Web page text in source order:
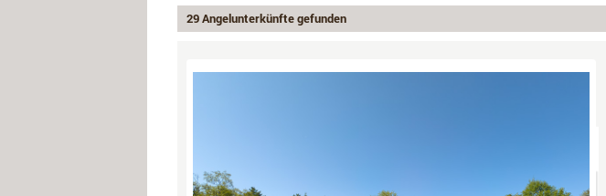
29 Angelunterkünfte gefunden